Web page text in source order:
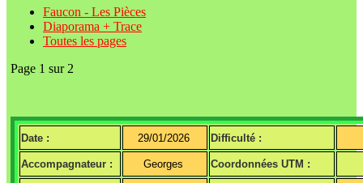
Faucon - Les Pièces
Diaporama + Trace
Toutes les pages
Page 1 sur 2
Date : 29/01/2026 Difficulté :
Accompagnateur : Georges Coordonnées UTM :